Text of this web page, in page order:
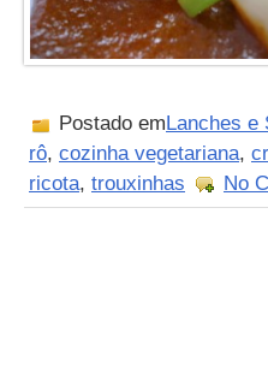
Postado emLanches e
rô, cozinha vegetariana,
ricota, trouxinhas No